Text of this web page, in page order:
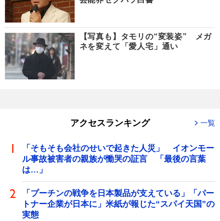
【写真も】タモリの“変装姿” メガ
ネを変えて「愛人宅」通い
アクセスランキング 一覧
「そもそも会社のせいで起きた人災」 イオンモー
ル事故被害者の親族が慟哭の証言 「最後の言葉
は…」
「プーチンの戦争を日本製品が支えている」「パー
トナー企業が日本に」米紙が報じた“スパイ天国”の
実態